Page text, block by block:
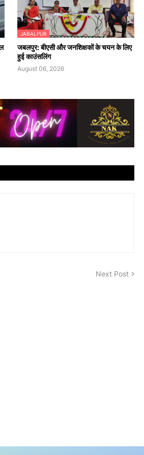
JABALPUR
जबलपुर: बीएसी और जनशिक्षकों के चयन के लिए
हुई काउंसलिंग
August 06, 2026
Next Post